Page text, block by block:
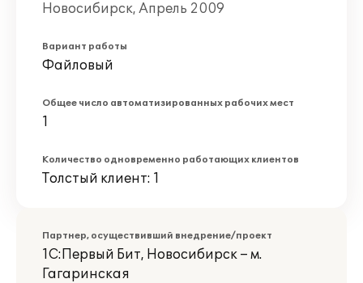
Новосибирск, Апрель 2009
Вариант работы
Файловый
Общее число автоматизированных рабочих мест
1
Количество одновременно работающих клиентов
Толстый клиент: 1
Партнер, осуществивший внедрение/проект
1С:Первый Бит, Новосибирск – м.
Гагаринская